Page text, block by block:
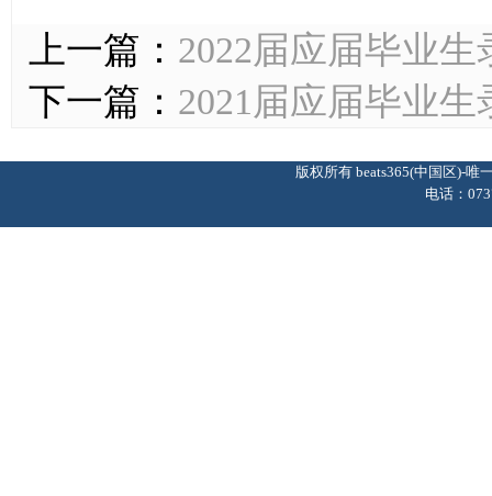
上一篇： 2022届应届毕业
下一篇： 2021届应届毕业
版权所有 beats365(中国区)-
电话：